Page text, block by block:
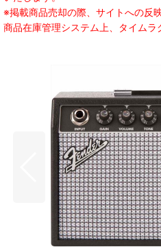
※掲載商品売却の際、サイトへの反
商品在庫管理システム上、タイムラ